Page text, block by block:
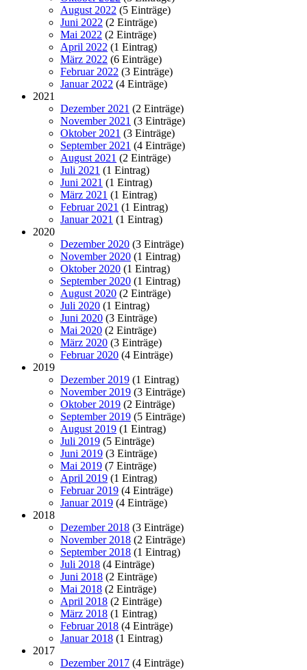
August 2022 (5 Einträge)
Juni 2022 (2 Einträge)
Mai 2022 (2 Einträge)
April 2022 (1 Eintrag)
März 2022 (6 Einträge)
Februar 2022 (3 Einträge)
Januar 2022 (4 Einträge)
2021
Dezember 2021 (2 Einträge)
November 2021 (3 Einträge)
Oktober 2021 (3 Einträge)
September 2021 (4 Einträge)
August 2021 (2 Einträge)
Juli 2021 (1 Eintrag)
Juni 2021 (1 Eintrag)
März 2021 (1 Eintrag)
Februar 2021 (1 Eintrag)
Januar 2021 (1 Eintrag)
2020
Dezember 2020 (3 Einträge)
November 2020 (1 Eintrag)
Oktober 2020 (1 Eintrag)
September 2020 (1 Eintrag)
August 2020 (2 Einträge)
Juli 2020 (1 Eintrag)
Juni 2020 (3 Einträge)
Mai 2020 (2 Einträge)
März 2020 (3 Einträge)
Februar 2020 (4 Einträge)
2019
Dezember 2019 (1 Eintrag)
November 2019 (3 Einträge)
Oktober 2019 (2 Einträge)
September 2019 (5 Einträge)
August 2019 (1 Eintrag)
Juli 2019 (5 Einträge)
Juni 2019 (3 Einträge)
Mai 2019 (7 Einträge)
April 2019 (1 Eintrag)
Februar 2019 (4 Einträge)
Januar 2019 (4 Einträge)
2018
Dezember 2018 (3 Einträge)
November 2018 (2 Einträge)
September 2018 (1 Eintrag)
Juli 2018 (4 Einträge)
Juni 2018 (2 Einträge)
Mai 2018 (2 Einträge)
April 2018 (2 Einträge)
März 2018 (1 Eintrag)
Februar 2018 (4 Einträge)
Januar 2018 (1 Eintrag)
2017
Dezember 2017 (4 Einträge)